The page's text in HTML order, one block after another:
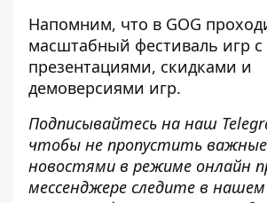
Напомним, что в GOG
масштабный фестиваль игр с
презентациями, скидками и
демоверсиями игр.
Подписывайтесь на наш
чтобы не пропустить
новостями в режиме онлайн
мессенджере следите в нашем